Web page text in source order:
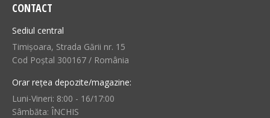
CONTACT
Sediul central
Timișoara, Strada Gării nr. 15
Cod Poștal 300167 / România
Orar rețea depozite/magazine:
Luni-Vineri: 8:00 - 16/17:00
Sâmbăta: ÎNCHIS